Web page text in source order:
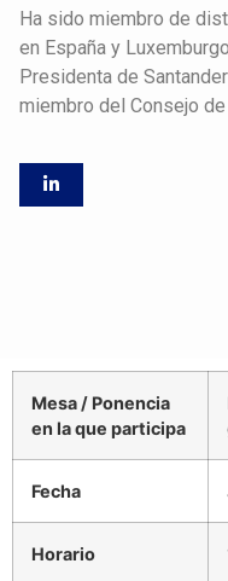
Ha sido miembro de
en España y
Presidenta de
miembro del Consejo
Mesa / Ponencia
en la que participa
Fecha
Horario